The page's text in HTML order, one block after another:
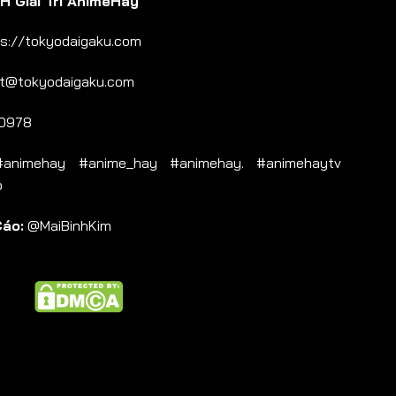
tokyodaigaku.com
#anime_hay #animehay. #animehaytv
@MaiBinhKim